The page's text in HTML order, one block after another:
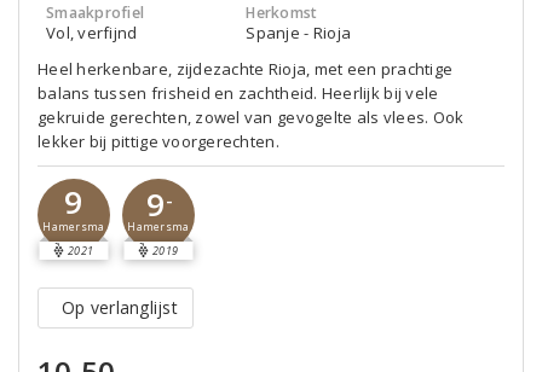
Smaakprofiel
Vol, verfijnd
Herkomst
Spanje - Rioja
Heel herkenbare, zijdezachte Rioja, met een prachtige
balans tussen frisheid en zachtheid. Heerlijk bij vele
gekruide gerechten, zowel van gevogelte als vlees. Ook
lekker bij pittige voorgerechten.
9
Hamersma
2021
9-
Hamersma
2019
Op verlanglijst